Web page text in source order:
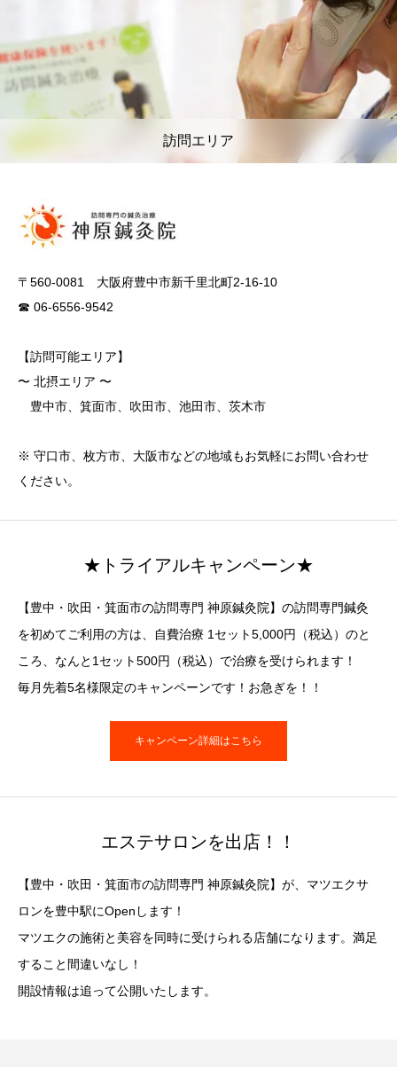
訪問エリア
〒560-0081 大阪府豊中市新千里北町2-16-10
☎ 06-6556-9542
【訪問可能エリア】
〜 北摂エリア 〜
豊中市、箕面市、吹田市、池田市、茨木市
※ 守口市、枚方市、大阪市などの地域もお気軽にお問い合わせ
ください。
★トライアルキャンペーン★
【豊中・吹田・箕面市の訪問専門 神原鍼灸院】の訪問専門鍼灸
を初めてご利用の方は、自費治療 1セット5,000円（税込）のと
ころ、なんと1セット500円（税込）で治療を受けられます！
毎月先着5名様限定のキャンペーンです！お急ぎを！！
キャンペーン詳細はこちら
エステサロンを出店！！
【豊中・吹田・箕面市の訪問専門 神原鍼灸院】が、マツエクサ
ロンを豊中駅にOpenします！
マツエクの施術と美容を同時に受けられる店舗になります。満足
すること間違いなし！
開設情報は追って公開いたします。